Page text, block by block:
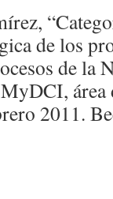
de los
de
2011.